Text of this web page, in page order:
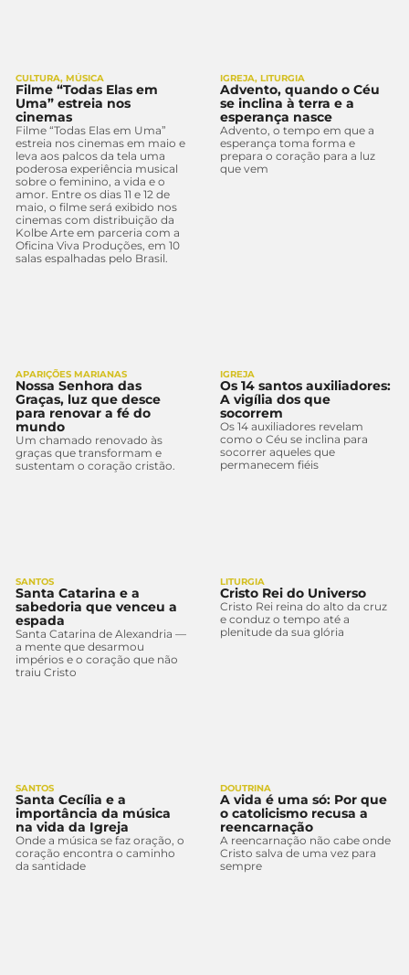
CULTURA, MÚSICA
Filme “Todas Elas em
Uma” estreia nos
cinemas
Filme “Todas Elas em Uma”
estreia nos cinemas em maio e
leva aos palcos da tela uma
poderosa experiência musical
sobre o feminino, a vida e o
amor. Entre os dias 11 e 12 de
maio, o filme será exibido nos
cinemas com distribuição da
Kolbe Arte em parceria com a
Oficina Viva Produções, em 10
salas espalhadas pelo Brasil.
IGREJA, LITURGIA
Advento, quando o Céu
se inclina à terra e a
esperança nasce
Advento, o tempo em que a
esperança toma forma e
prepara o coração para a luz
que vem
APARIÇÕES MARIANAS
Nossa Senhora das
Graças, luz que desce
para renovar a fé do
mundo
Um chamado renovado às
graças que transformam e
sustentam o coração cristão.
IGREJA
Os 14 santos auxiliadores:
A vigília dos que
socorrem
Os 14 auxiliadores revelam
como o Céu se inclina para
socorrer aqueles que
permanecem fiéis
SANTOS
Santa Catarina e a
sabedoria que venceu a
espada
Santa Catarina de Alexandria —
a mente que desarmou
impérios e o coração que não
traiu Cristo
LITURGIA
Cristo Rei do Universo
Cristo Rei reina do alto da cruz
e conduz o tempo até a
plenitude da sua glória
SANTOS
Santa Cecília e a
importância da música
na vida da Igreja
Onde a música se faz oração, o
coração encontra o caminho
da santidade
DOUTRINA
A vida é uma só: Por que
o catolicismo recusa a
reencarnação
A reencarnação não cabe onde
Cristo salva de uma vez para
sempre